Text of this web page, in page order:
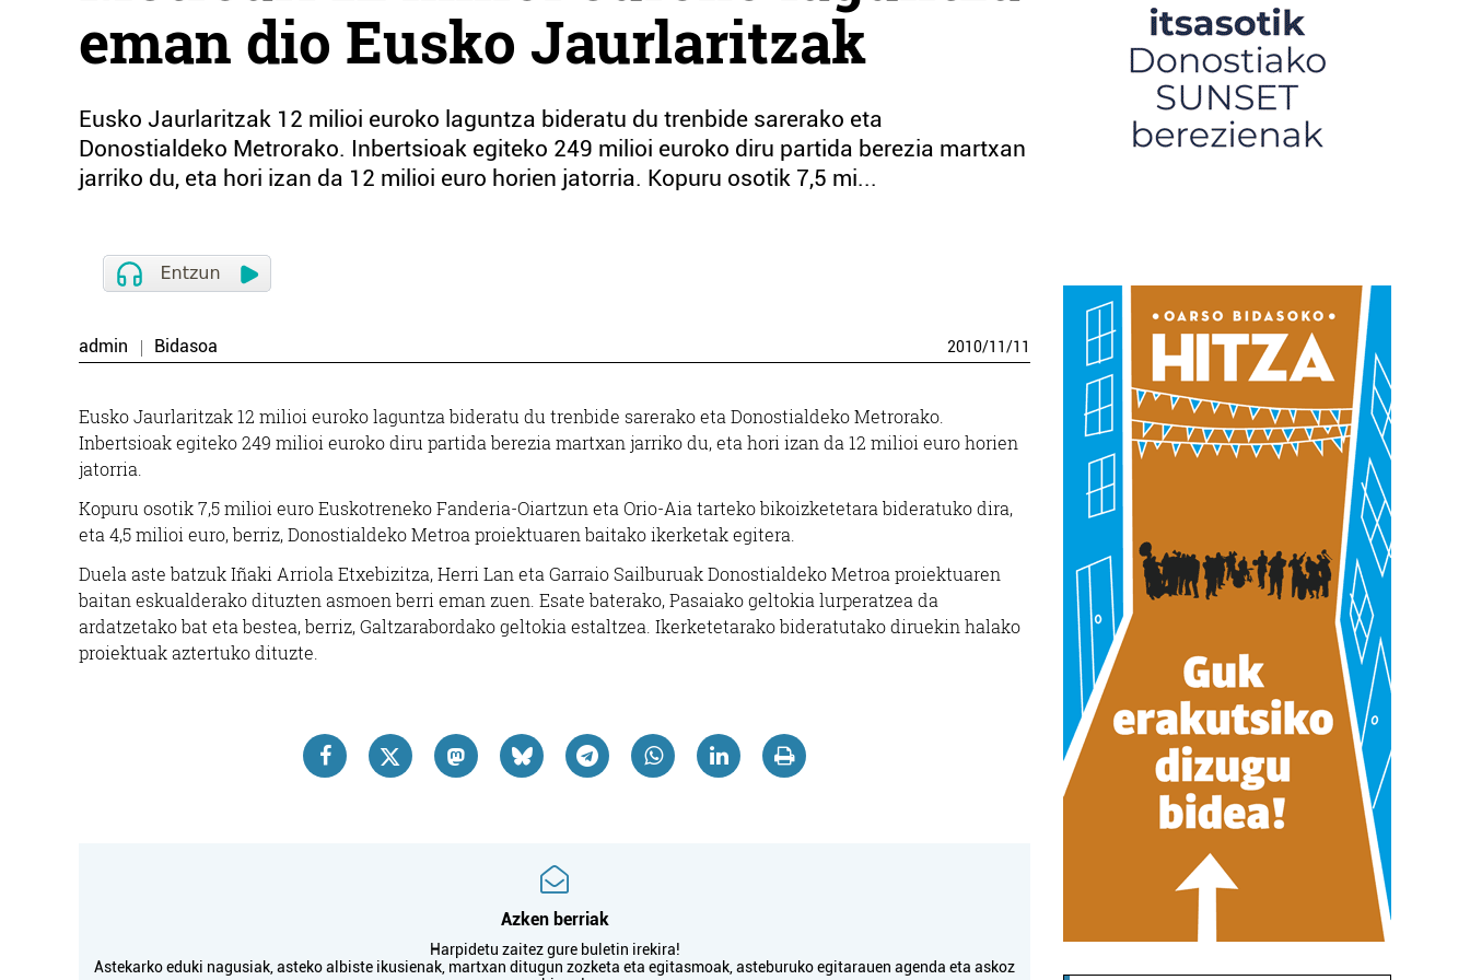
eman dio Eusko Jaurlaritzak
Eusko Jaurlaritzak 12 milioi euroko laguntza bideratu du trenbide sarerako eta
Donostialdeko Metrorako. Inbertsioak egiteko 249 milioi euroko diru partida berezia martxan
jarriko du, eta hori izan da 12 milioi euro horien jatorria. Kopuru osotik 7,5 mi...
admin Bidasoa 2010/11/11
Eusko Jaurlaritzak 12 milioi euroko laguntza bideratu du trenbide sarerako eta Donostialdeko Metrorako.
Inbertsioak egiteko 249 milioi euroko diru partida berezia martxan jarriko du, eta hori izan da 12 milioi euro horien
jatorria.
Kopuru osotik 7,5 milioi euro Euskotreneko Fanderia-Oiartzun eta Orio-Aia tarteko bikoizketetara bideratuko dira,
eta 4,5 milioi euro, berriz, Donostialdeko Metroa proiektuaren baitako ikerketak egitera.
Duela aste batzuk Iñaki Arriola Etxebizitza, Herri Lan eta Garraio Sailburuak Donostialdeko Metroa proiektuaren
baitan eskualderako dituzten asmoen berri eman zuen. Esate baterako, Pasaiako geltokia lurperatzea da
ardatzetako bat eta bestea, berriz, Galtzarabordako geltokia estaltzea. Ikerketetarako bideratutako diruekin halako
proiektuak aztertuko dituzte.
Azken berriak
Harpidetu zaitez gure buletin irekira!
Astekarko eduki nagusiak, asteko albiste ikusienak, martxan ditugun zozketa eta egitasmoak, asteburuko egitarauen agenda eta askoz